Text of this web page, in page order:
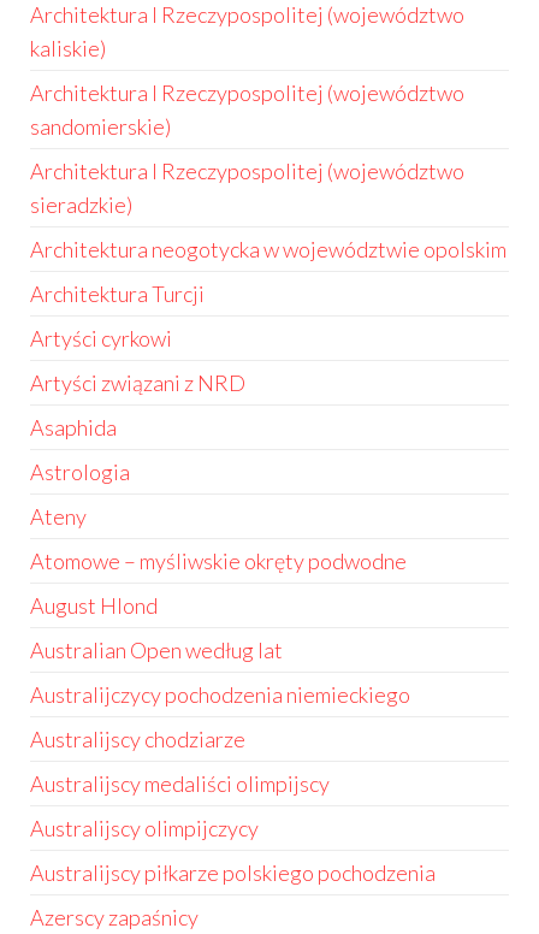
Architektura I Rzeczypospolitej (województwo
kaliskie)
Architektura I Rzeczypospolitej (województwo
sandomierskie)
Architektura I Rzeczypospolitej (województwo
sieradzkie)
Architektura neogotycka w województwie opolskim
Architektura Turcji
Artyści cyrkowi
Artyści związani z NRD
Asaphida
Astrologia
Ateny
Atomowe – myśliwskie okręty podwodne
August Hlond
Australian Open według lat
Australijczycy pochodzenia niemieckiego
Australijscy chodziarze
Australijscy medaliści olimpijscy
Australijscy olimpijczycy
Australijscy piłkarze polskiego pochodzenia
Azerscy zapaśnicy